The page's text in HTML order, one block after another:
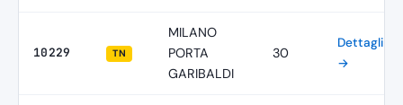
10229 TN
MILANO
PORTA
GARIBALDI
30
Dettagli
→